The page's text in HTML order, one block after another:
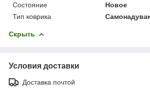
Состояние
Новое
Тип коврика
Скрыть
Условия доставки
Доставка почтой